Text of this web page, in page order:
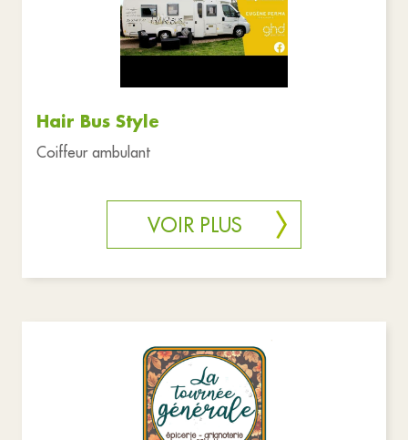
Hair Bus Style
Coiffeur ambulant
VOIR PLUS